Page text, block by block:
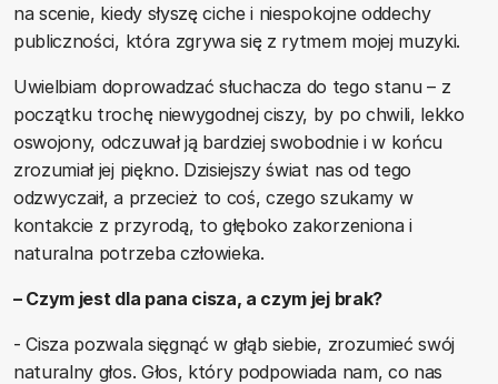
na scenie, kiedy słyszę ciche i niespokojne oddechy
publiczności, która zgrywa się z rytmem mojej muzyki.
Uwielbiam doprowadzać słuchacza do tego stanu – z
początku trochę niewygodnej ciszy, by po chwili, lekko
oswojony, odczuwał ją bardziej swobodnie i w końcu
zrozumiał jej piękno. Dzisiejszy świat nas od tego
odzwyczaił, a przecież to coś, czego szukamy w
kontakcie z przyrodą, to głęboko zakorzeniona i
naturalna potrzeba człowieka.
– Czym jest dla pana cisza, a czym jej brak?
- Cisza pozwala sięgnąć w głąb siebie, zrozumieć swój
naturalny głos. Głos, który podpowiada nam, co nas